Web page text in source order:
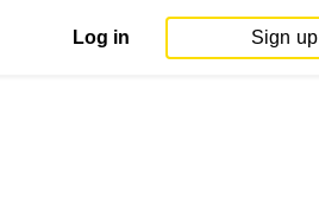
Log in Sign up